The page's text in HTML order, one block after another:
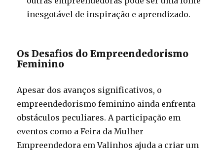
inesgotável de inspiração e aprendizado.
Os Desafios do Empreendedorismo
Feminino
Apesar dos avanços significativos, o
empreendedorismo feminino ainda enfrenta
obstáculos peculiares. A participação em
eventos como a Feira da Mulher
Empreendedora em Valinhos ajuda a criar um